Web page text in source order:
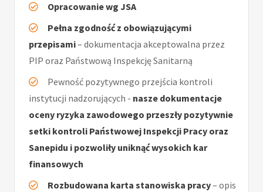
Opracowanie wg JSA
Pełna zgodność z obowiązującymi
przepisami– dokumentacja akceptowalna przez
PIP oraz Państwową Inspekcję Sanitarną
Pewność pozytywnego przejścia kontroli
instytucji nadzorujących - nasze dokumentacje
oceny ryzyka zawodowego przeszły pozytywnie
setki kontroli Państwowej Inspekcji Pracy oraz
Sanepidu i pozwoliły uniknąć wysokich kar
finansowych
Rozbudowana karta stanowiska pracy– opis